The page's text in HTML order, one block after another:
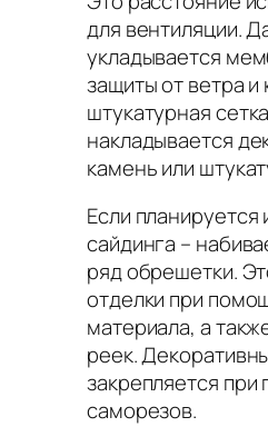
для вентиляции.
укладывается
защиты от ветра и
штукатурная
накладывается
камень или
Если планируется
сайдинга –
ряд обрешетки.
отделки при
материала, а
реек.
закрепляется
саморезов.